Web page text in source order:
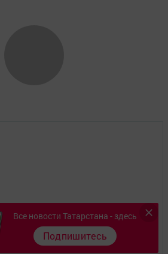
Все новости Татарстана - здесь
Подпишитесь